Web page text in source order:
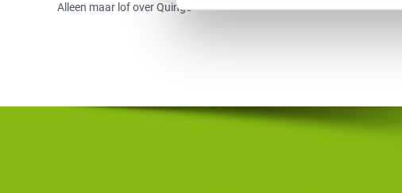
Alleen maar lof over Quingo